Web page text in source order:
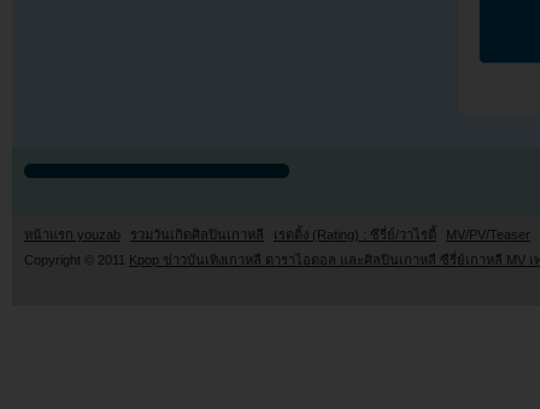
หน้าแรก youzab รวมวันเกิดศิลปินเกาหลี เรตติ้ง (Rating) : ซีรี่ย์/วาไรตี้
MV/PV/Teaser
Copyright © 2011
Kpop ข่าวบันเทิงเกาหลี ดาราไอดอล และศิลปินเกาหลี ซีรี่ย์เกาหลี MV